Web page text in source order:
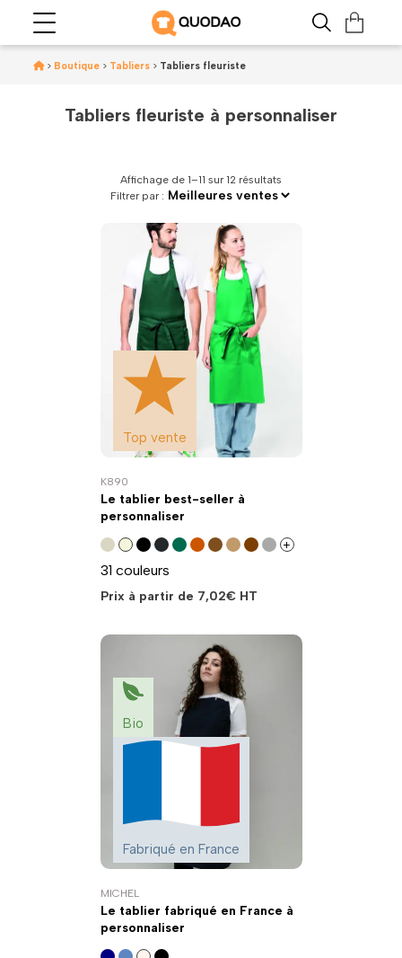
> Boutique > Tabliers > Tabliers fleuriste
Tabliers fleuriste à personnaliser
Affichage de 1–11 sur 12 résultats
Filtrer par :
Top vente
K890
Le tablier best-seller à
personnaliser
+
31 couleurs
Prix à partir de 7,02€HT
Bio
Fabriqué en France
MICHEL
Le tablier fabriqué en France à
personnaliser